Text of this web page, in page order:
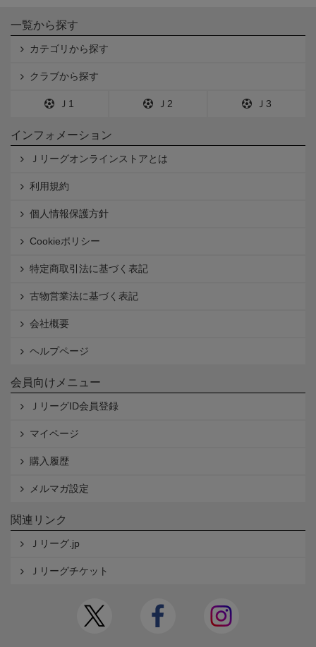
一覧から探す
カテゴリから探す
クラブから探す
Ｊ1 Ｊ2 Ｊ3
インフォメーション
Ｊリーグオンラインストアとは
利用規約
個人情報保護方針
Cookieポリシー
特定商取引法に基づく表記
古物営業法に基づく表記
会社概要
ヘルプページ
会員向けメニュー
ＪリーグID会員登録
マイページ
購入履歴
メルマガ設定
関連リンク
Ｊリーグ.jp
Ｊリーグチケット